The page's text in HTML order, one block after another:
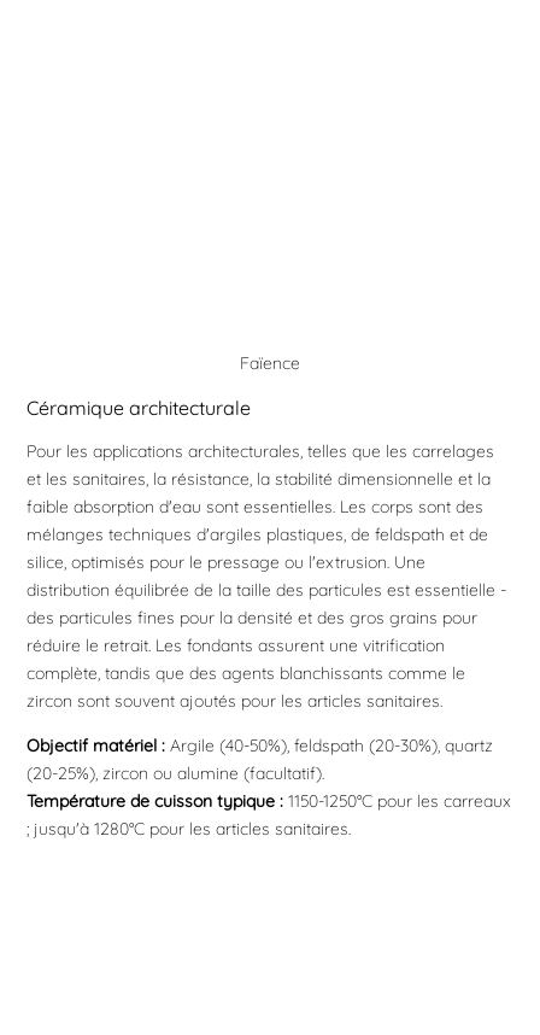
Faïence
Céramique architecturale
Pour les applications architecturales, telles que les carrelages
et les sanitaires, la résistance, la stabilité dimensionnelle et la
faible absorption d'eau sont essentielles. Les corps sont des
mélanges techniques d'argiles plastiques, de feldspath et de
silice, optimisés pour le pressage ou l'extrusion. Une
distribution équilibrée de la taille des particules est essentielle -
des particules fines pour la densité et des gros grains pour
réduire le retrait. Les fondants assurent une vitrification
complète, tandis que des agents blanchissants comme le
zircon sont souvent ajoutés pour les articles sanitaires.
Objectif matériel : Argile (40-50%), feldspath (20-30%), quartz
(20-25%), zircon ou alumine (facultatif).
Température de cuisson typique : 1150-1250°C pour les carreaux
; jusqu'à 1280°C pour les articles sanitaires.